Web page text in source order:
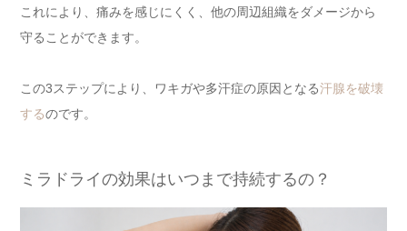
これにより、痛みを感じにくく、他の周辺組織をダメージから
守ることができます。
この3ステップにより、ワキガや多汗症の原因となる汗腺を破壊
するのです。
ミラドライの効果はいつまで持続するの？